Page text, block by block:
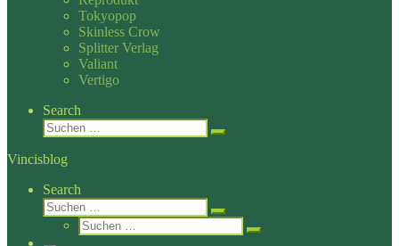
Tokyopop
Skinless Crow
Splitter Verlag
Valiant
Vertigo
Search
Suche
Suchen …
Vincisblog
Search
Suche
Suchen …
Suche
Suchen …